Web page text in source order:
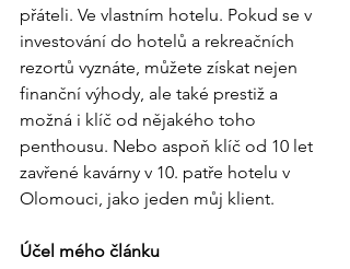
přáteli. Ve vlastním hotelu. Pokud se v
investování do hotelů a rekreačních
rezortů vyznáte, můžete získat nejen
finanční výhody, ale také prestiž a
možná i klíč od nějakého toho
penthousu. Nebo aspoň klíč od 10 let
zavřené kavárny v 10. patře hotelu v
Olomouci, jako jeden můj klient.
Účel mého článku